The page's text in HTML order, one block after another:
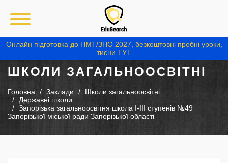
Онлайн підготовка до НМТ/ЗНО 2027, безкоштовні пробні уроки,
тисни ТУТ
ШКОЛИ ЗАГАЛЬНООСВІТНІ
Головна Заклади
Школи загальноосвітні
Державні школи
Запорізька загальноосвітня школа І-ІІІ ступенів №49
Запорізької міської ради Запорізької області